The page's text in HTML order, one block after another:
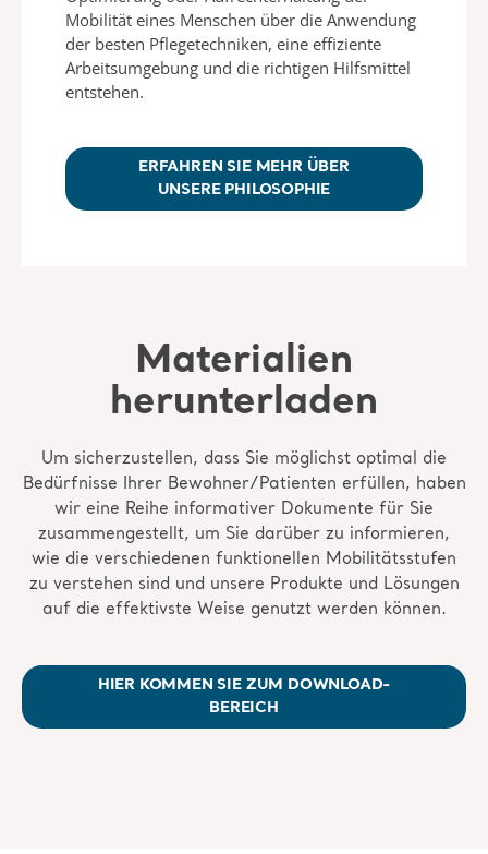
Mobilität eines Menschen über die Anwendung
der besten Pflegetechniken, eine effiziente
Arbeitsumgebung und die richtigen Hilfsmittel
entstehen.
ERFAHREN SIE MEHR ÜBER
UNSERE PHILOSOPHIE
Materialien
herunterladen
Um sicherzustellen, dass Sie möglichst optimal die
Bedürfnisse Ihrer Bewohner/Patienten erfüllen, haben
wir eine Reihe informativer Dokumente für Sie
zusammengestellt, um Sie darüber zu informieren,
wie die verschiedenen funktionellen Mobilitätsstufen
zu verstehen sind und unsere Produkte und Lösungen
auf die effektivste Weise genutzt werden können.
HIER KOMMEN SIE ZUM DOWNLOAD-
BEREICH